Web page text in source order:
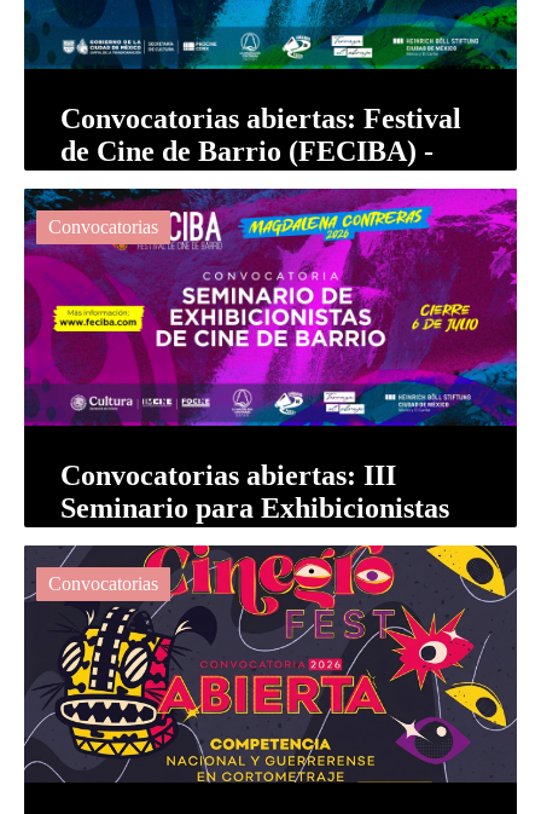
Convocatorias abiertas: Festival
de Cine de Barrio (FECIBA) -
Somos Barrio
Convocatorias
Convocatorias abiertas: III
Seminario para Exhibicionistas
de Cine de Barrio
Convocatorias